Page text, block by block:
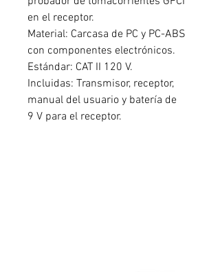
en el receptor.
Material: Carcasa de PC y PC-ABS
con componentes electrónicos.
Estándar: CAT II 120 V.
Incluidas: Transmisor, receptor,
manual del usuario y batería de
9 V para el receptor.